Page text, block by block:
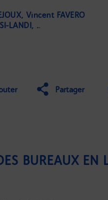
Vincent FAVERO
LANDI
Nathalie
Partager